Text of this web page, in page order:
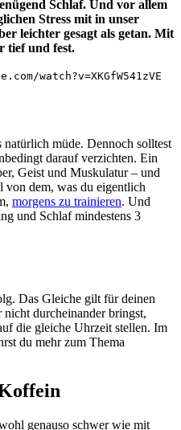
Schlaf. Und vor allem
Stress mit in unser
leichter gesagt als getan. Mit
tief und fest.
watch?v=XKGfW541zVE
müde. Dennoch solltest
darauf verzichten. Ein
Geist und Muskulatur – und
von dem, was du eigentlich
morgens zu trainieren. Und
und Schlaf mindestens 3
Das Gleiche gilt für deinen
durcheinander bringst,
die gleiche Uhrzeit stellen. Im
du mehr zum Thema
genauso schwer wie mit